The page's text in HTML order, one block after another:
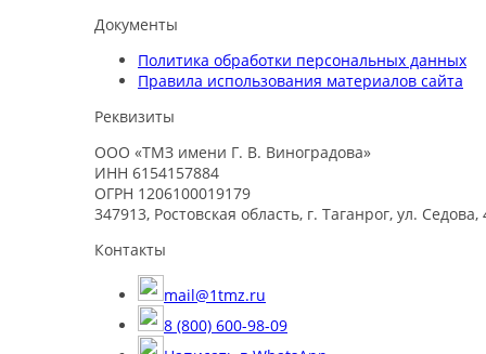
Документы
Политика обработки персональных данных
Правила использования материалов сайта
Реквизиты
ООО «ТМЗ имени Г. В. Виноградова»
ИНН 6154157884
ОГРН 1206100019179
347913, Ростовская область, г. Таганрог, ул. Седова,
Контакты
mail@1tmz.ru
8 (800) 600-98-09